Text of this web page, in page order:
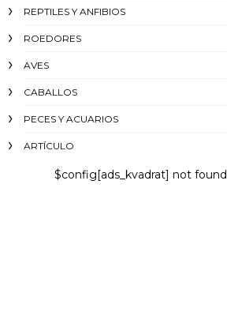
REPTILES Y ANFIBIOS
ROEDORES
AVES
CABALLOS
PECES Y ACUARIOS
ARTÍCULO
$config[ads_kvadrat] not found